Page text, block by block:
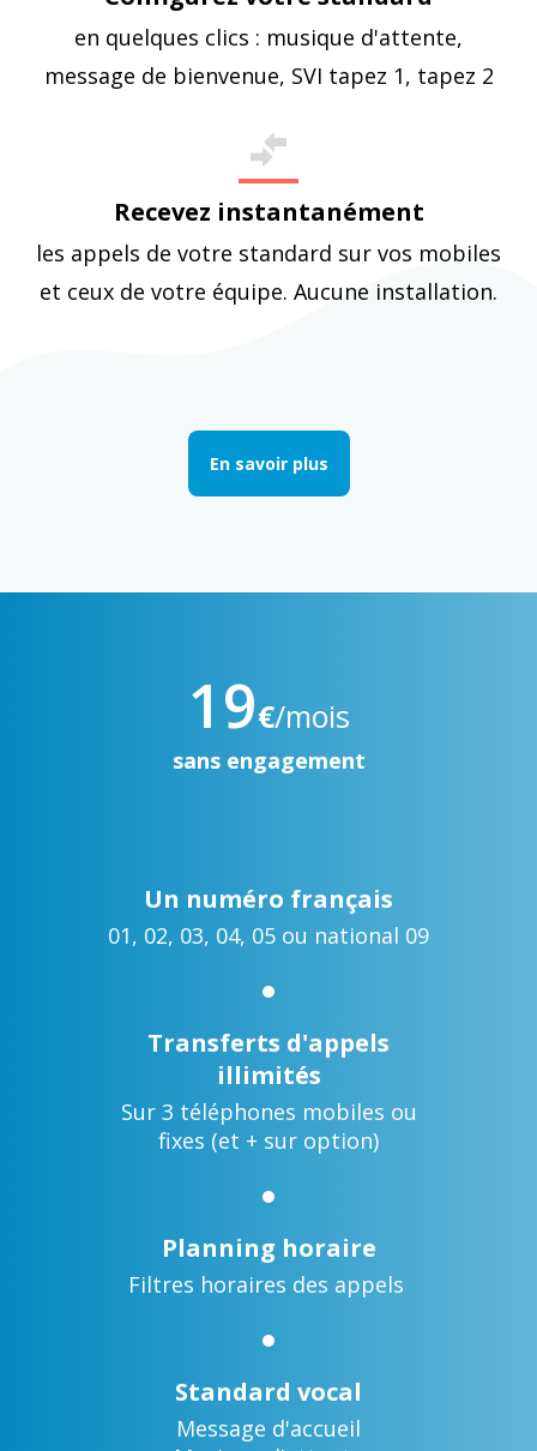
en quelques clics : musique d'attente,
message de bienvenue, SVI tapez 1, tapez 2
Recevez instantanément
les appels de votre standard sur vos mobiles
et ceux de votre équipe. Aucune installation.
En savoir plus
19€/mois
sans engagement
Un numéro français
01, 02, 03, 04, 05 ou national 09
Transferts d'appels
illimités
Sur 3 téléphones mobiles ou
fixes (et + sur option)
Planning horaire
Filtres horaires des appels
Standard vocal
Message d'accueil